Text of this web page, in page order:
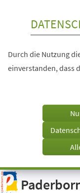
Visuelle
Assistenzsoftware
öffnen.
Durch die Nutzung
einverstanden, dass